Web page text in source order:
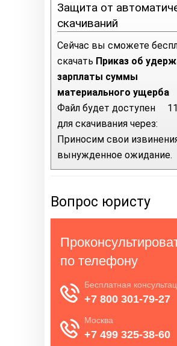
Защита от
скачиваний
Сейчас вы сможете
скачать Приказ об
зарплаты суммы
материального ущерба
Файл будет доступен
для скачивания через:
11
Приносим свои
вынужденное ожидание.
Вопрос юристу